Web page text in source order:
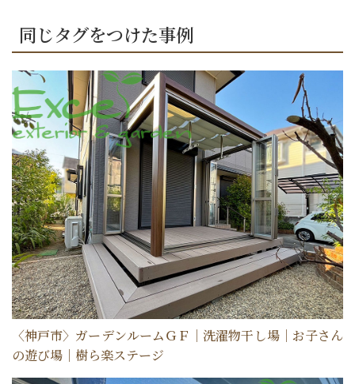
同じタグをつけた事例
〈神戸市〉ガーデンルームＧＦ｜洗濯物干し場｜お子さん
の遊び場｜樹ら楽ステージ